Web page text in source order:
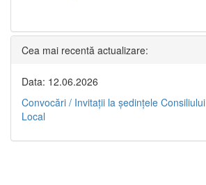
Cea mai recentă actualizare:
Data: 12.06.2026
Convocări / Invitaţii la şedinţele Consiliului
Local